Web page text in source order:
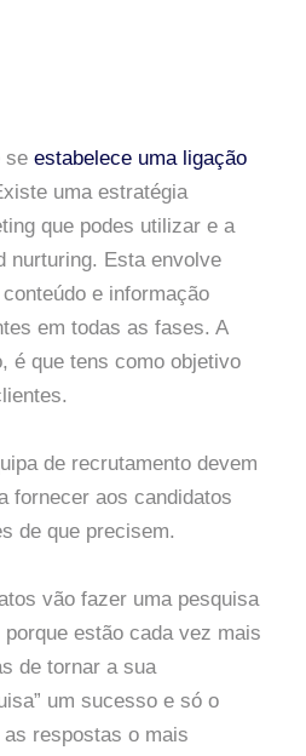
se estabelece uma ligação
uma estratégia
que podes utilizar e a
nurturing. Esta envolve
e informação
em todas as fases. A
é que tens como objetivo
de recrutamento devem
fornecer aos candidatos
de que precisem.
vão fazer uma pesquisa
estão cada vez mais
de tornar a sua
um sucesso e só o
respostas o mais